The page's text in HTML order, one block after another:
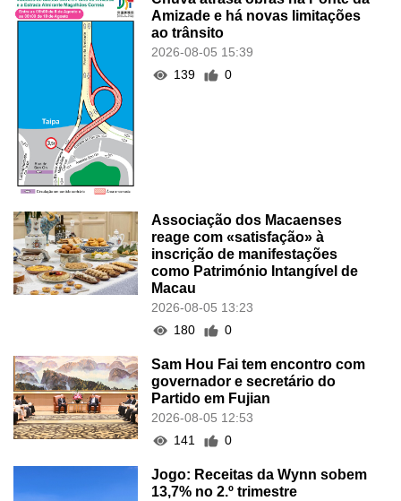
Amizade e há novas limitações
ao trânsito
2026-08-05 15:39
139
0
Associação dos Macaenses
reage com «satisfação» à
inscrição de manifestações
como Património Intangível de
Macau
2026-08-05 13:23
180
0
Sam Hou Fai tem encontro com
governador e secretário do
Partido em Fujian
2026-08-05 12:53
141
0
Jogo: Receitas da Wynn sobem
13,7% no 2.º trimestre